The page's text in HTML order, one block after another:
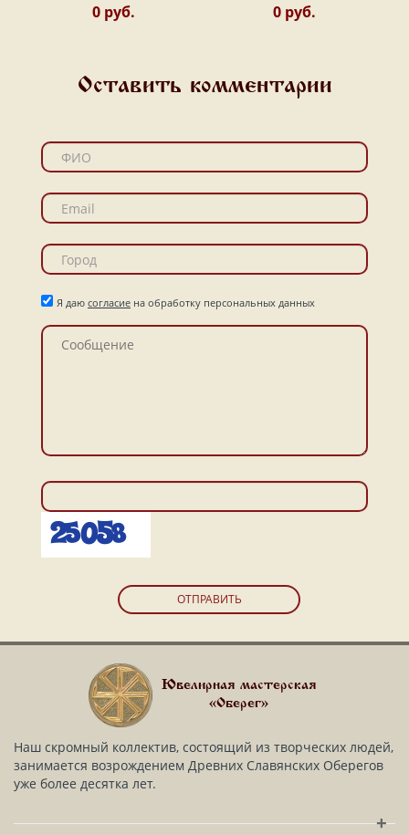
0 руб. 0 руб.
Оставить комментарии
Я даю согласие на обработку персональных данных
ОТПРАВИТЬ
Ювелирная мастерская
«Оберег»
Наш скромный коллектив, состоящий из творческих людей,
занимается возрождением Древних Славянских Оберегов
уже более десятка лет.
+